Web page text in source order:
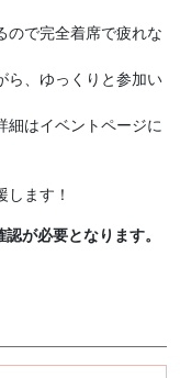
ので完全着席で疲れな
ら、ゆっくりと参加い
細はイベントページに
ます！
が必要となります。